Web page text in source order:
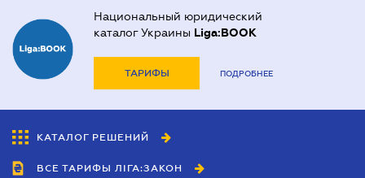
Национальный юридический
каталог Украины Liga:BOOK
ТАРИФЫ ПОДРОБНЕЕ
КАТАЛОГ РЕШЕНИЙ
ВСЕ ТАРИФЫ ЛІГА:ЗАКОН